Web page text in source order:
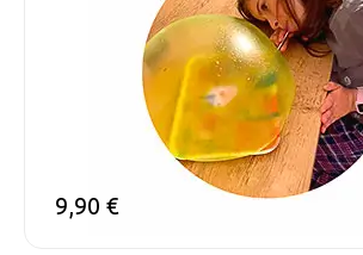
9,90 €